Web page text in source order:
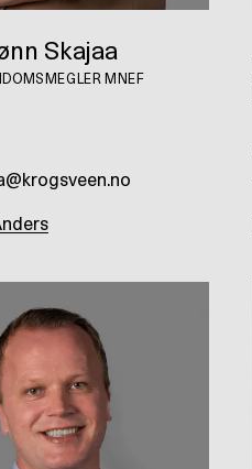
Skajaa
MNEF